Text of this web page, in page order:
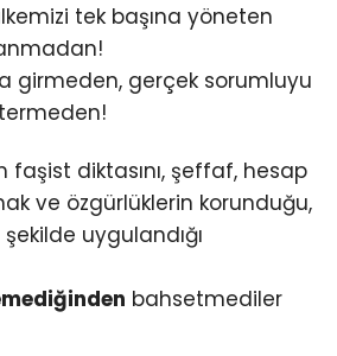
tek başına yöneten
anmadan!
girmeden, gerçek sorumluyu
faşist diktasını, şeffaf, hesap
ve özgürlüklerin korunduğu,
uygulandığı
bahsetmediler